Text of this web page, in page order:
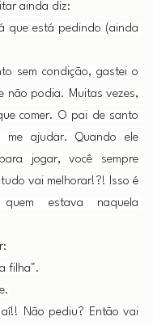
ainda diz:
está pedindo (ainda
sem condição, gastei o
não podia. Muitas vezes,
comer. O pai de santo
me ajudar. Quando ele
jogar, você sempre
vai melhorar!?! Isso é
estava naquela
filha".
Não pediu? Então vai